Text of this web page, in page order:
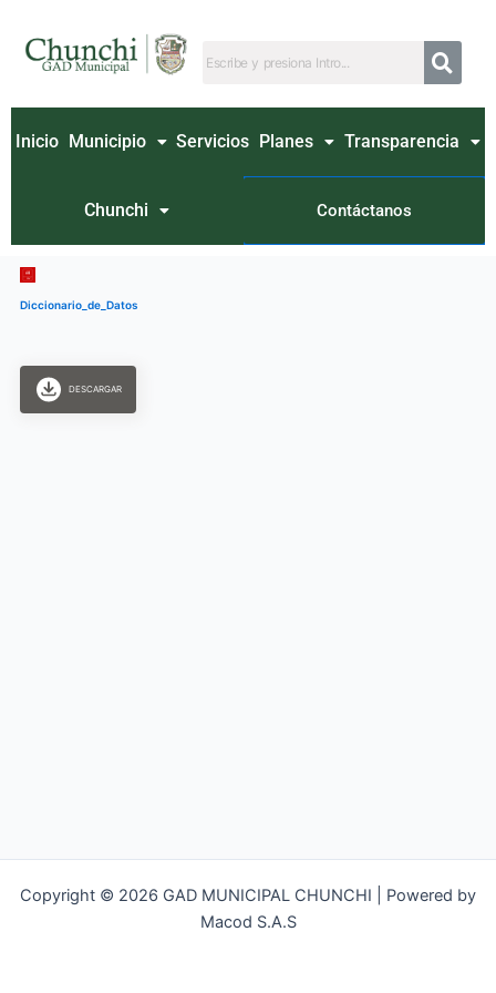
contenido
Inicio Municipio Servicios Planes Transparencia
Chunchi Contáctanos
Diccionario_de_Datos
DESCARGAR
Copyright © 2026 GAD MUNICIPAL CHUNCHI | Powered by
Macod S.A.S